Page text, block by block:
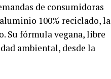
de consumidoras
100% reciclado, la
Su fórmula vegana, libre
ambiental, desde la